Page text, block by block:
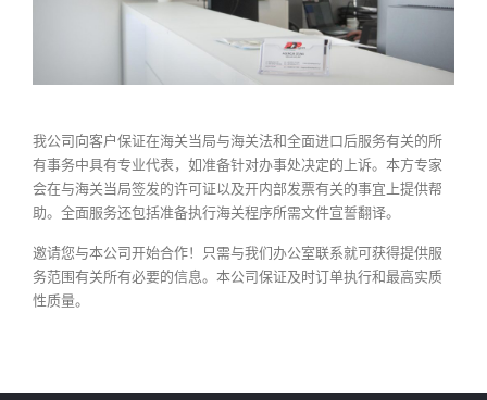
我公司向客户保证在海关当局与海关法和全面进口后服务有关的所
有事务中具有专业代表，如准备针对办事处决定的上诉。本方专家
会在与海关当局签发的许可证以及开内部发票有关的事宜上提供帮
助。全面服务还包括准备执行海关程序所需文件宣誓翻译。
邀请您与本公司开始合作！只需与我们办公室联系就可获得提供服
务范围有关所有必要的信息。本公司保证及时订单执行和最高实质
性质量。